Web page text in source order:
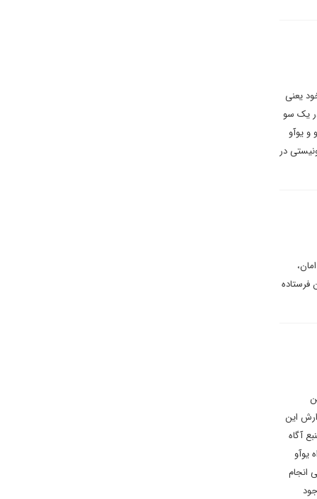
یعنی
یک سو
و یوآو
در
فرستاده
این
آگاه
یوآو
انجام